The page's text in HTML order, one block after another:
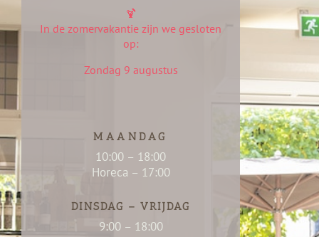
🍹
In de zomervakantie zijn we gesloten
op:
Zondag 9 augustus
MAANDAG
10:00 – 18:00
Horeca – 17:00
DINSDAG – VRIJDAG
9:00 – 18:00